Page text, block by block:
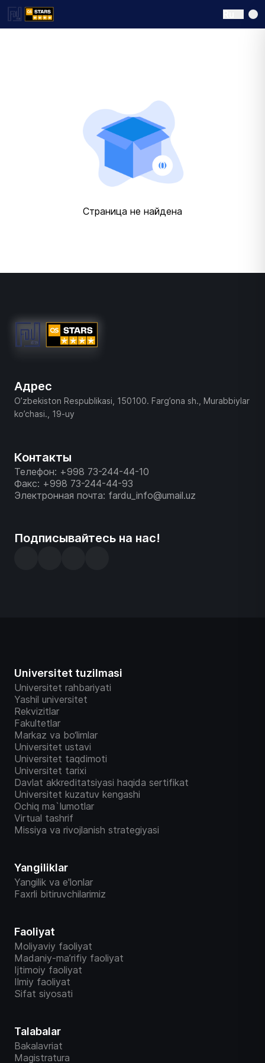
Страница не найдена
Адрес
O’zbekiston Respublikasi, 150100. Farg’ona sh., Murabbiylar
ko’chasi., 19-uy
Контакты
Телефон: +998 73-244-44-10
Факс: +998 73-244-44-93
Электронная почта: fardu_info@umail.uz
Подписывайтесь на нас!
Universitet tuzilmasi
Universitet rahbariyati
Yashil universitet
Rekvizitlar
Fakultetlar
Markaz va bo‘limlar
Universitet ustavi
Universitet taqdimoti
Universitet tarixi
Davlat akkreditatsiyasi haqida sertifikat
Universitet kuzatuv kengashi
Ochiq ma`lumotlar
Virtual tashrif
Missiya va rivojlanish strategiyasi
Yangiliklar
Yangilik va e'lonlar
Faxrli bitiruvchilarimiz
Faoliyat
Moliyaviy faoliyat
Madaniy-ma’rifiy faoliyat
Ijtimoiy faoliyat
Ilmiy faoliyat
Sifat siyosati
Talabalar
Bakalavriat
Magistratura